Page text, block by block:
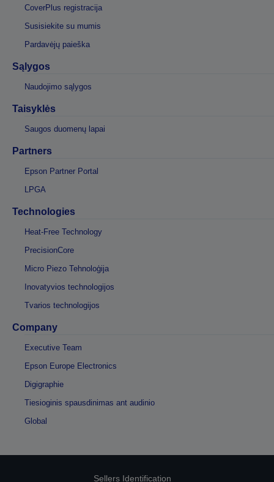
CoverPlus registracija
Susisiekite su mumis
Pardavėjų paieška
Sąlygos
Naudojimo sąlygos
Taisyklės
Saugos duomenų lapai
Partners
Epson Partner Portal
LPGA
Technologies
Heat-Free Technology
PrecisionCore
Micro Piezo Tehnoloģija
Inovatyvios technologijos
Tvarios technologijos
Company
Executive Team
Epson Europe Electronics
Digigraphie
Tiesioginis spausdinimas ant audinio
Global
Sellers Identification